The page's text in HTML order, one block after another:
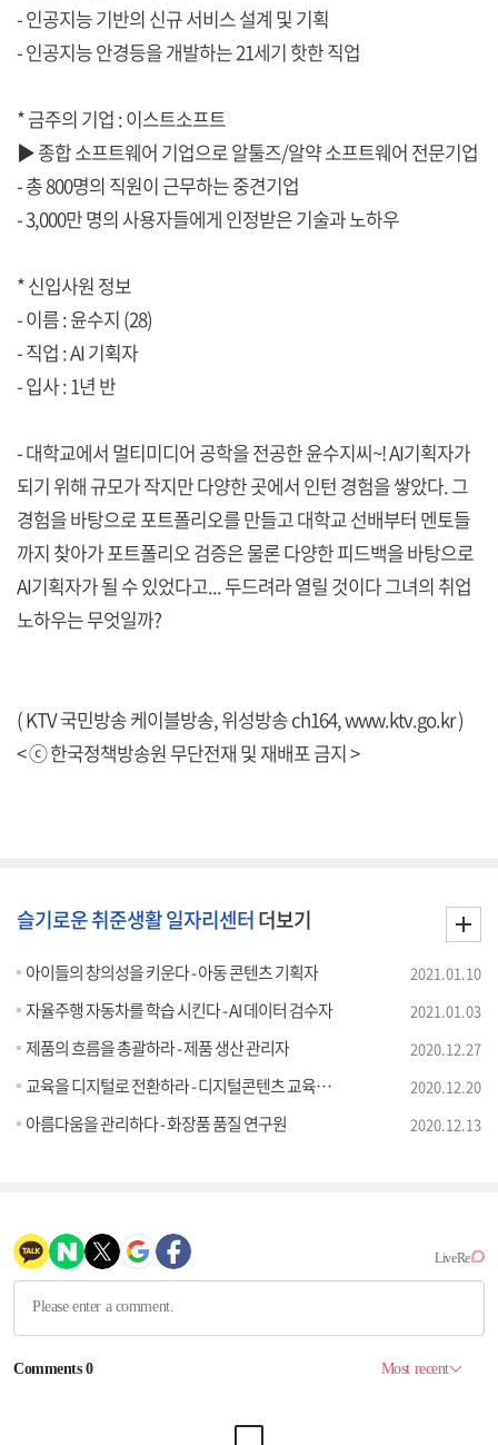
- 인공지능 기반의 신규 서비스 설계 및 기획
- 인공지능 안경등을 개발하는 21세기 핫한 직업
* 금주의 기업 : 이스트소프트
▶ 종합 소프트웨어 기업으로 알툴즈/알약 소프트웨어 전문기업
- 총 800명의 직원이 근무하는 중견기업
- 3,000만 명의 사용자들에게 인정받은 기술과 노하우
* 신입사원 정보
- 이름 : 윤수지 (28)
- 직업 : AI 기획자
- 입사 : 1년 반
- 대학교에서 멀티미디어 공학을 전공한 윤수지씨~! AI기획자가
되기 위해 규모가 작지만 다양한 곳에서 인턴 경험을 쌓았다. 그
경험을 바탕으로 포트폴리오를 만들고 대학교 선배부터 멘토들
까지 찾아가 포트폴리오 검증은 물론 다양한 피드백을 바탕으로
AI기획자가 될 수 있었다고... 두드려라 열릴 것이다 그녀의 취업
노하우는 무엇일까?
( KTV 국민방송 케이블방송, 위성방송 ch164,www.ktv.go.kr)
< ⓒ 한국정책방송원 무단전재 및 재배포 금지 >
슬기로운 취준생활 일자리센터더보기
아이들의 창의성을 키운다 - 아동 콘텐츠 기획자 2021.01.10
자율주행 자동차를 학습 시킨다 - AI 데이터 검수자 2021.01.03
제품의 흐름을 총괄하라 - 제품 생산 관리자 2020.12.27
교육을 디지털로 전환하라 - 디지털콘텐츠 교육기획자 2020.12.20
아름다움을 관리하다 - 화장품 품질 연구원 2020.12.13